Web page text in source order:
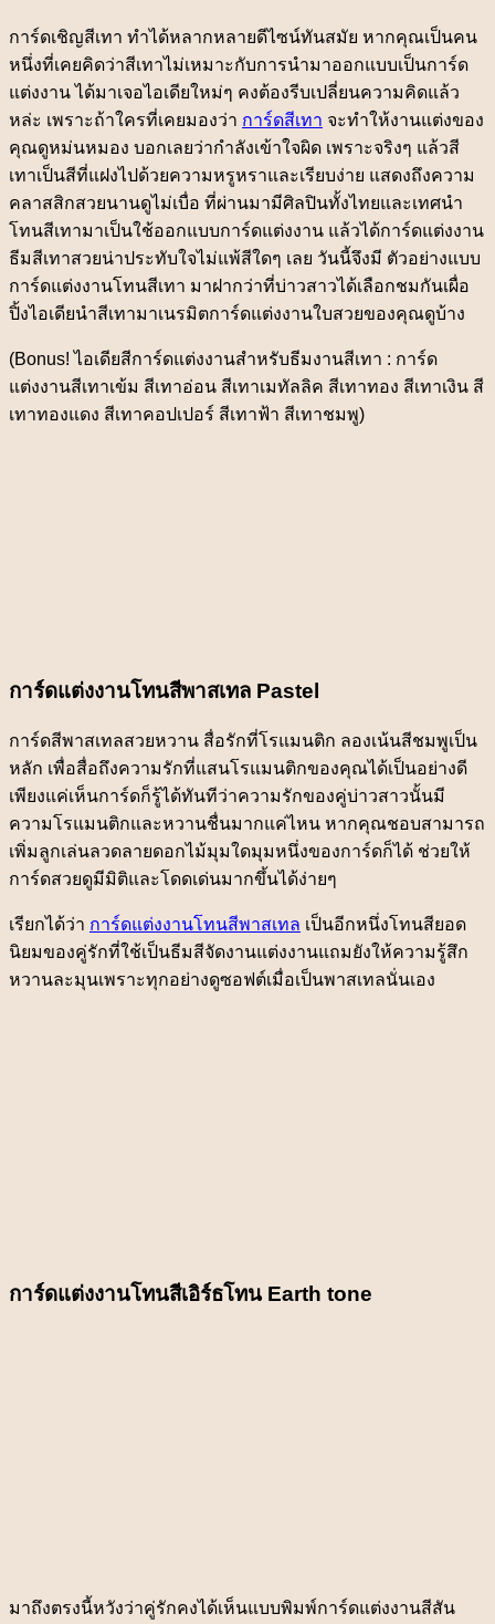
การ์ดเชิญสีเทา ทำได้หลากหลายดีไซน์ทันสมัย หากคุณเป็นคน
หนึ่งที่เคยคิดว่าสีเทาไม่เหมาะกับการนำมาออกแบบเป็นการ์ด
แต่งงาน ได้มาเจอไอเดียใหม่ๆ คงต้องรีบเปลี่ยนความคิดแล้ว
หล่ะ เพราะถ้าใครที่เคยมองว่า การ์ดสีเทา จะทำให้งานแต่งของ
คุณดูหม่นหมอง บอกเลยว่ากำลังเข้าใจผิด เพราะจริงๆ แล้วสี
เทาเป็นสีที่แฝงไปด้วยความหรูหราและเรียบง่าย แสดงถึงความ
คลาสสิกสวยนานดูไม่เบื่อ ที่ผ่านมามีศิลปินทั้งไทยและเทศนำ
โทนสีเทามาเป็นใช้ออกแบบการ์ดแต่งงาน แล้วได้การ์ดแต่งงาน
ธีมสีเทาสวยน่าประทับใจไม่แพ้สีใดๆ เลย วันนี้จึงมี ตัวอย่างแบบ
การ์ดแต่งงานโทนสีเทา มาฝากว่าที่บ่าวสาวได้เลือกชมกันเผื่อ
ปิ้งไอเดียนำสีเทามาเนรมิตการ์ดแต่งงานใบสวยของคุณดูบ้าง
(Bonus! ไอเดียสีการ์ดแต่งงานสำหรับธีมงานสีเทา : การ์ด
แต่งงานสีเทาเข้ม สีเทาอ่อน สีเทาเมทัลลิค สีเทาทอง สีเทาเงิน สี
เทาทองแดง สีเทาคอปเปอร์ สีเทาฟ้า สีเทาชมพู)
การ์ดแต่งงานโทนสีพาสเทล Pastel
การ์ดสีพาสเทลสวยหวาน สื่อรักที่โรแมนติก ลองเน้นสีชมพูเป็น
หลัก เพื่อสื่อถึงความรักที่แสนโรแมนติกของคุณได้เป็นอย่างดี
เพียงแค่เห็นการ์ดก็รู้ได้ทันทีว่าความรักของคู่บ่าวสาวนั้นมี
ความโรแมนติกและหวานชื่นมากแค่ไหน หากคุณชอบสามารถ
เพิ่มลูกเล่นลวดลายดอกไม้มุมใดมุมหนึ่งของการ์ดก็ได้ ช่วยให้
การ์ดสวยดูมีมิติและโดดเด่นมากขึ้นได้ง่ายๆ
เรียกได้ว่า การ์ดแต่งงานโทนสีพาสเทล เป็นอีกหนึ่งโทนสียอด
นิยมของคู่รักที่ใช้เป็นธีมสีจัดงานแต่งงานแถมยังให้ความรู้สึก
หวานละมุนเพราะทุกอย่างดูซอฟต์เมื่อเป็นพาสเทลนั่นเอง
การ์ดแต่งงานโทนสีเอิร์ธโทน Earth tone
มาถึงตรงนี้หวังว่าคู่รักคงได้เห็นแบบพิมพ์การ์ดแต่งงานสีสัน